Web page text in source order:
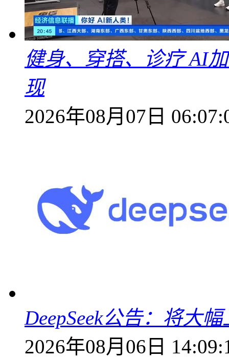
健身、穿搭、诊疗 AI
现
2026年08月07日
DeepSeek公告：将大
2026年08月06日